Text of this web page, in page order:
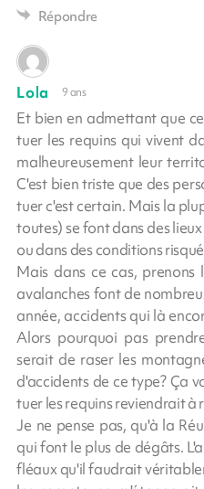
Répondre
Lola 9 ans
Et bien en admettant que
tuer les requins qui vivent
malheureusement leur
C'est bien triste que des
tuer c'est certain. Mais la
toutes) se font dans des
ou dans des conditions
Mais dans ce cas,
avalanches font de
année, accidents qui là
Alors pourquoi pas
serait de raser les
d'accidents de ce type? Ça
tuer les requins reviendrait à
Je ne pense pas, qu'à la
qui font le plus de dégâts.
fléaux qu'il faudrait